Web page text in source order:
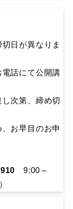
日が異なりま
電話にて公開講
次第、締め切
お早目のお申
9:00～